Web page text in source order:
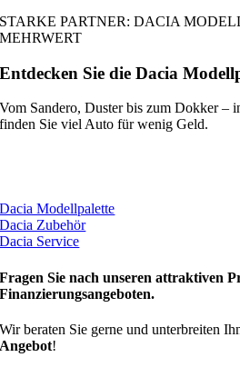
STARKE PARTNER: DACIA
MEHRWERT
Entdecken Sie die Dacia
Vom Sandero, Duster bis zum Dokker –
finden Sie viel Auto für wenig Geld.
Dacia Modellpalette
Dacia Zubehör
Dacia Service
Fragen Sie nach unserenattraktiven
Finanzierungsangeboten.
Wir beraten Sie gerne und unterbreiten
Angebot!